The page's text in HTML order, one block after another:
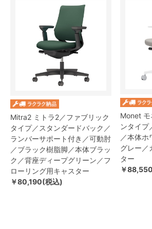
Mitra2 ミトラ2／ファブリック
タイプ／スタンダードバック／
ランバーサポート付き／可動肘
／ブラック樹脂脚／本体ブラッ
ク／背座ディープグリーン／フ
ローリング用キャスター
￥80,190(税込)
Monet モ
ンタイプ
／本体ホ
グレー／
ター
￥